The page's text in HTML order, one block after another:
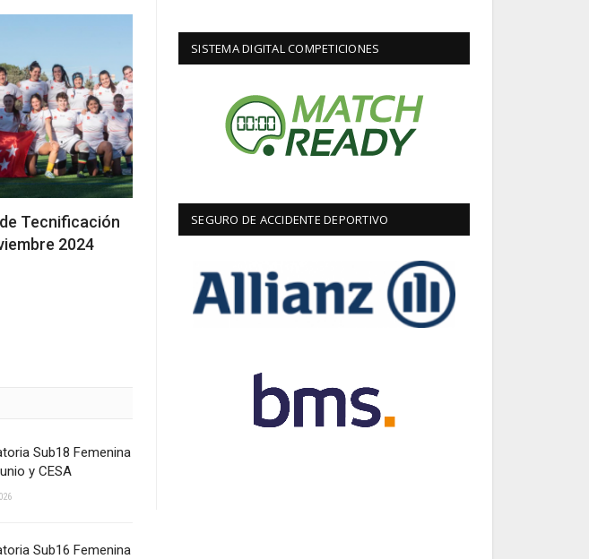
Tecnificación
2024
Sub18 Femenina
y CESA
Sub16 Femenina
SISTEMA DIGITAL COMPETICIONES
SEGURO DE ACCIDENTE DEPORTIVO